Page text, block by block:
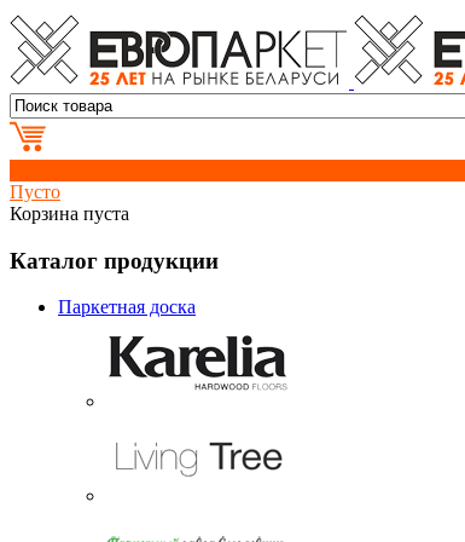
Пусто
Корзина пуста
Каталог продукции
Паркетная доска